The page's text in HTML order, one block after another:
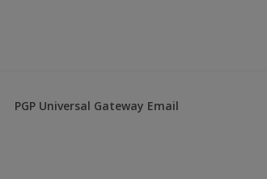
PGP Universal Gateway Email